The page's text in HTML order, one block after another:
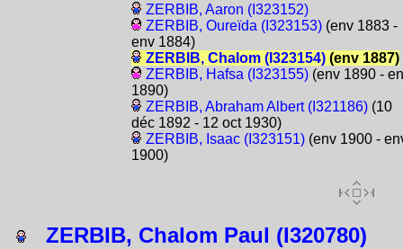
ZERBIB, Aaron (I323152)
ZERBIB, Oureïda (I323153)(env 1883 -
env 1884)
ZERBIB, Chalom (I323154)(env 1887)
ZERBIB, Hafsa (I323155)(env 1890 -
1890)
ZERBIB, Abraham Albert (I321186)(10
déc 1892 - 12 oct 1930)
ZERBIB, Isaac (I323151)(env 1900 -
1900)
ZERBIB, Chalom Paul (I320780)